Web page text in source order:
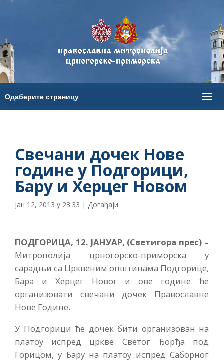
Свечани дочек Нове
године у Подгорици,
Бару и Херцег Новом
јан 12, 2013 у 23:33 | Догађаји
ПОДГОРИЦА, 12. ЈАНУАР, (Светигора прес) –
Митрополија црногорско-приморска у
сарадњи са Црквеним општинама Подгорице,
Бара и Херцег Новог и ове године ће
организовати свечани дочек Православне
Нове Године.
У Подгорици ће дочек бити организован на
платоу испред цркве Светог Ђорђа под
Горицом, у Бару на платоу испред Саборног